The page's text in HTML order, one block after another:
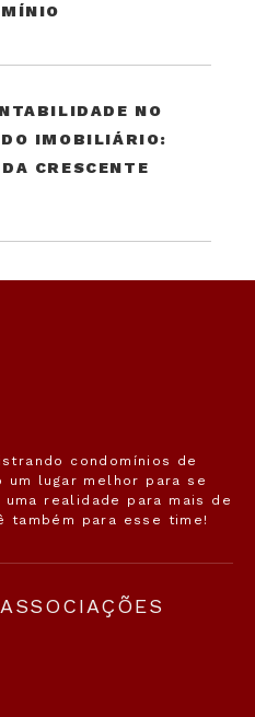
NO
IMOBILIÁRIO:
CRESCENTE
condomínios de
lugar melhor para se
realidade para mais de
também para esse time!